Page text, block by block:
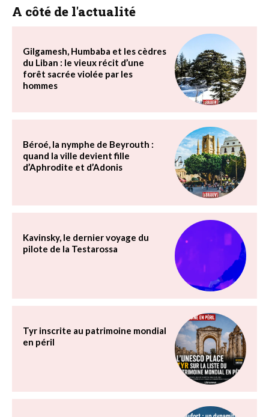
A côté de l'actualité
Gilgamesh, Humbaba et les cèdres
du Liban : le vieux récit d’une
forêt sacrée violée par les
hommes
Béroé, la nymphe de Beyrouth :
quand la ville devient fille
d’Aphrodite et d’Adonis
Kavinsky, le dernier voyage du
pilote de la Testarossa
Tyr inscrite au patrimoine mondial
en péril